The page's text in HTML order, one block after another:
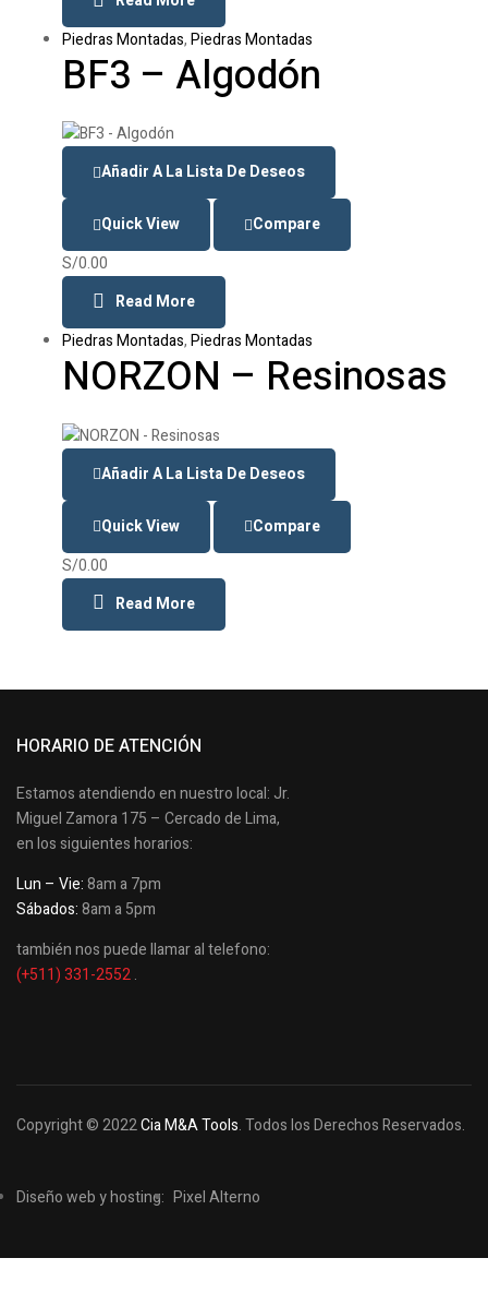
Piedras Montadas,Piedras Montadas
BF3 – Algodón
Añadir A La Lista De Deseos
Quick View
Compare
S/0.00
Read More
Piedras Montadas,Piedras Montadas
NORZON – Resinosas
Añadir A La Lista De Deseos
Quick View
Compare
S/0.00
Read More
HORARIO DE ATENCIÓN
Estamos atendiendo en nuestro local: Jr.
Miguel Zamora 175 – Cercado de Lima,
en los siguientes horarios:
Lun – Vie:8am a 7pm
Sábados:8am a 5pm
también nos puede llamar al telefono:
(+511) 331-2552.
Copyright © 2022Cia M&A Tools. Todos los Derechos Reservados.
Diseño web y hosting: Pixel Alterno